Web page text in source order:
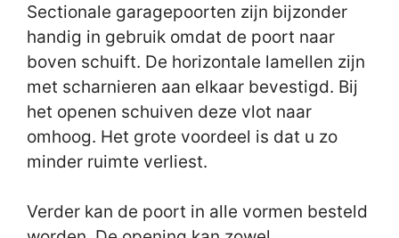
Sectionale garagepoorten zijn bijzonder
handig in gebruik omdat de poort naar
boven schuift. De horizontale lamellen zijn
met scharnieren aan elkaar bevestigd. Bij
het openen schuiven deze vlot naar
omhoog. Het grote voordeel is dat u zo
minder ruimte verliest.
Verder kan de poort in alle vormen besteld